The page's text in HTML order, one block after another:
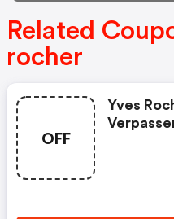
Related
rocher
OFF
Yves